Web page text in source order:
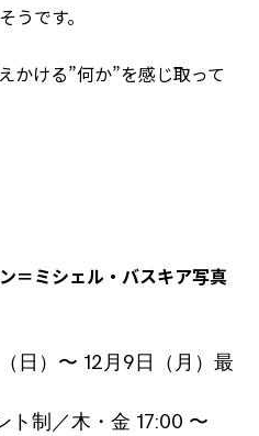
うです。
かける”何か”を感じ取って
＝ミシェル・バスキア写真
日）〜 12月9日（月）最
ト制／木・金 17:00 〜